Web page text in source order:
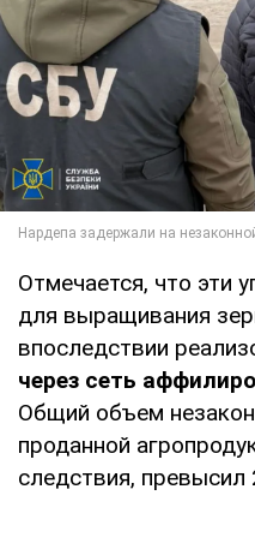
Отмечается, что эти
для выращивания
впоследствии
через сеть
Общий объем
проданной
следствия, превысил